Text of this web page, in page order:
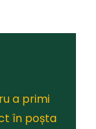
a primi
în poșta